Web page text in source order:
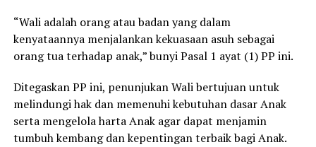
“Wali adalah orang atau badan yang dalam
kenyataannya menjalankan kekuasaan asuh sebagai
orang tua terhadap anak,” bunyi Pasal 1 ayat (1) PP ini.
Ditegaskan PP ini, penunjukan Wali bertujuan untuk
melindungi hak dan memenuhi kebutuhan dasar Anak
serta mengelola harta Anak agar dapat menjamin
tumbuh kembang dan kepentingan terbaik bagi Anak.